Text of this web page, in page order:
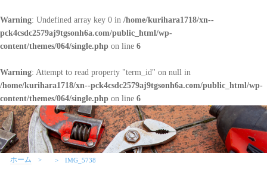
Warning: Undefined array key 0 in /home/kurihara1718/xn--
pck4csdc2579aj9tgsonh6a.com/public_html/wp-
content/themes/064/single.php on line 6
Warning: Attempt to read property "term_id" on null in
/home/kurihara1718/xn--pck4csdc2579aj9tgsonh6a.com/public_html/wp-
content/themes/064/single.php on line 6
ホーム IMG_5738